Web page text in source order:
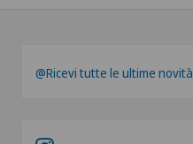
@Ricevi tutte le ultime novità